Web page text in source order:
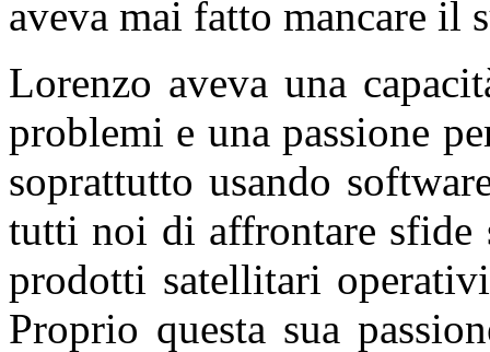
aveva mai fatto mancare il
Lorenzo aveva una
problemi e una passione
soprattutto usando
tutti noi di affrontare sfide
prodotti satellitari
Proprio questa sua